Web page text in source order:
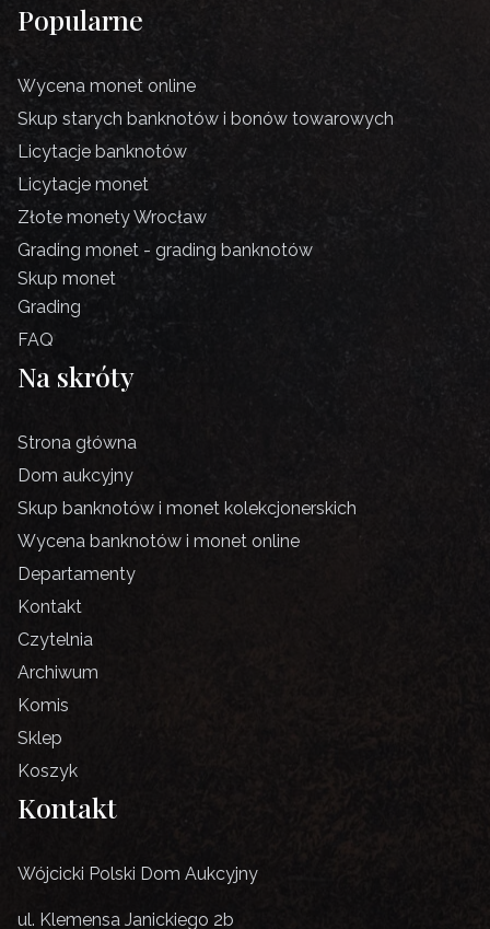
Popularne
Wycena monet online
Skup starych banknotów i bonów towarowych
Licytacje banknotów
Licytacje monet
Złote monety Wrocław
Grading monet - grading banknotów
Skup monet
Grading
FAQ
Na skróty
Strona główna
Dom aukcyjny
Skup banknotów i monet kolekcjonerskich
Wycena banknotów i monet online
Departamenty
Kontakt
Czytelnia
Archiwum
Komis
Sklep
Koszyk
Kontakt
Wójcicki Polski Dom Aukcyjny
ul. Klemensa Janickiego 2b